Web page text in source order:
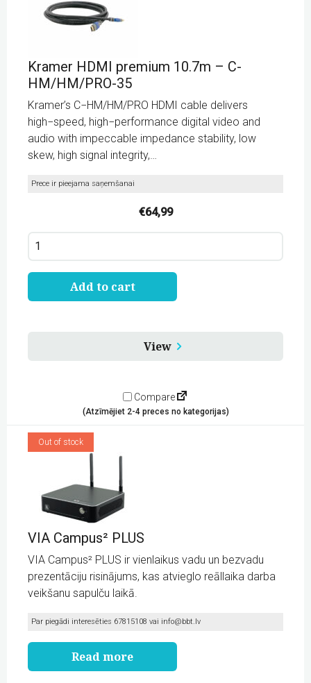
Kramer HDMI premium 10.7m – C-
HM/HM/PRO-35
Kramer’s C−HM/HM/PRO HDMI cable delivers
high−speed, high−performance digital video and
audio with impeccable impedance stability, low
skew, high signal integrity,…
View
Prece ir pieejama saņemšanai
€64,99
HDMI
10.7m
HM/HM/PRO-
Add to cart
Compare
(Atzīmējiet 2-4 preces no kategorijas)
VIA Campus² PLUS
VIA Campus² PLUS ir vienlaikus vadu un bezvadu
prezentāciju risinājums, kas atvieglo reāllaika darba
veikšanu sapulču laikā.
Out of stock
Par piegādi interesēties 67815108 vai info@bbt.lv
Read more